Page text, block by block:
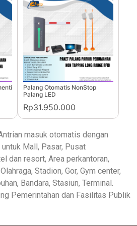
Palang Otomatis NonStop
Palang LED
Rp31.950.000
masuk otomatis dengan
Mall, Pasar, Pusat
dan resort, Area perkantoran,
Stadion, Gor, Gym center,
Bandara, Stasiun, Terminal.
Pemerintahan dan Fasilitas Publik